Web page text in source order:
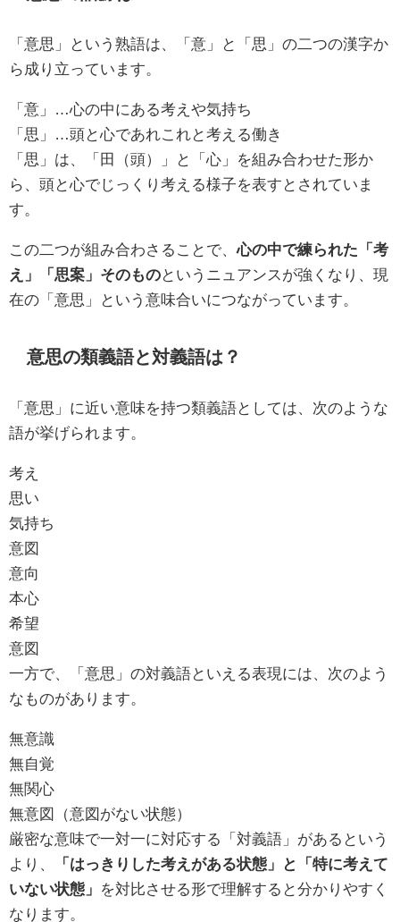
「意思」という熟語は、「意」と「思」の二つの漢字か
ら成り立っています。
「意」…心の中にある考えや気持ち
「思」…頭と心であれこれと考える働き
「思」は、「田（頭）」と「心」を組み合わせた形か
ら、頭と心でじっくり考える様子を表すとされていま
す。
この二つが組み合わさることで、心の中で練られた「考
え」「思案」そのものというニュアンスが強くなり、現
在の「意思」という意味合いにつながっています。
意思の類義語と対義語は？
「意思」に近い意味を持つ類義語としては、次のような
語が挙げられます。
考え
思い
気持ち
意図
意向
本心
希望
意図
一方で、「意思」の対義語といえる表現には、次のよう
なものがあります。
無意識
無自覚
無関心
無意図（意図がない状態）
厳密な意味で一対一に対応する「対義語」があるという
より、
「はっきりした考えがある状態」と「特に考えて
いない状態」
を対比させる形で理解すると分かりやすく
なります。